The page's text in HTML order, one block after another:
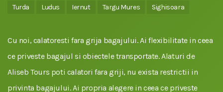
Turda
Ludus Iernut Targu Mures Sighisoara
Cu noi, calatoresti fara grija bagajului. Ai flexibilitate in ceea
ce priveste bagajul si obiectele transportate. Alaturi de
Aliseb Tours poti calatori fara griji, nu exista restrictii in
privinta bagajului. Ai propria alegere in ceea ce priveste